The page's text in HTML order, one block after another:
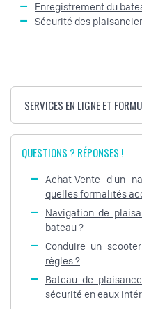
Enregistrement du
Sécurité des
SERVICES EN LIGNE ET
QUESTIONS ? RÉPONSES !
Achat-Vente d'un
quelles formalités
Navigation de
bateau ?
Conduire un
règles ?
Bateau de
sécurité en eaux